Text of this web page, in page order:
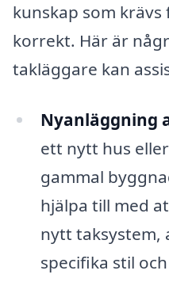
kunskap som
korrekt. Här är
takläggare kan
Nyanläggning
ett nytt hus
gammal
hjälpa till med
nytt taksystem,
specifika stil